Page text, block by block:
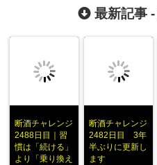
最新記事 -
断酒チャレンジ
2488日目｜習
慣は「続ける」
より「乗り換え
断酒チャレンジ
2482日目 3年
半ぶりに更新し
ます